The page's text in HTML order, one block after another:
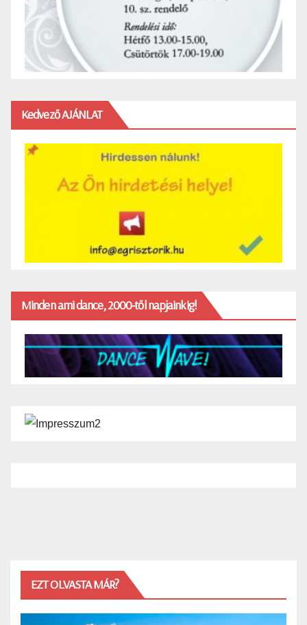
Kedvező AJÁNLAT
Minden ami dance, 2000-től napjainkig!
EZT OLVASTA MÁR?